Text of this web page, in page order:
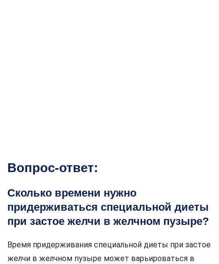
Вопрос-ответ:
Сколько времени нужно
придерживаться специальной диеты
при застое желчи в желчном пузыре?
Время придерживания специальной диеты при застое
желчи в желчном пузыре может варьироваться в